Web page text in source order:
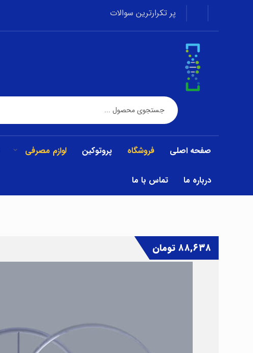
پر تکرارترین سوالات
صفحه اصلی فروشگاه پروتوکین لوازم مصرفی
درباره ما تماس با ما
۸۸,۶۳۸ تومان